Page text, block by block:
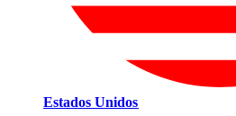
Estados Unidos​​